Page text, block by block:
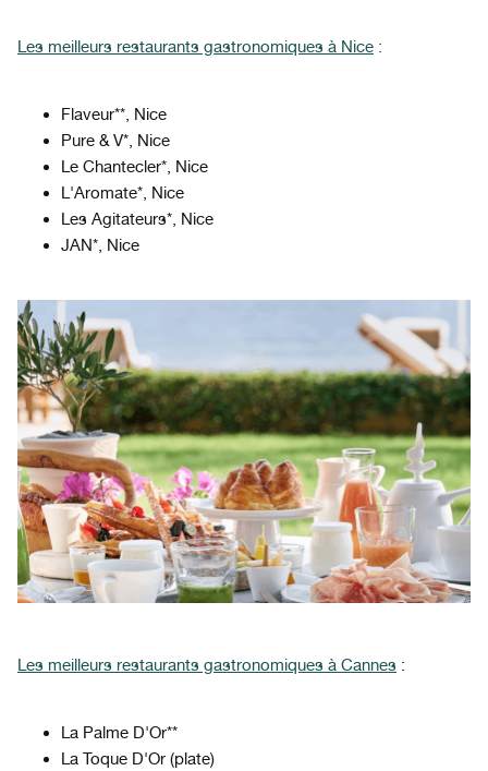
Les meilleurs restaurants gastronomiques à Nice :
Flaveur**, Nice
Pure & V*, Nice
Le Chantecler*, Nice
L'Aromate*, Nice
Les Agitateurs*, Nice
JAN*, Nice
Les meilleurs restaurants gastronomiques à Cannes :
La Palme D'Or**
La Toque D'Or (plate)